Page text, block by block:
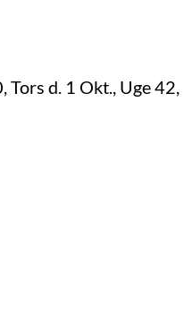
Tors d. 1 Okt., Uge 42,